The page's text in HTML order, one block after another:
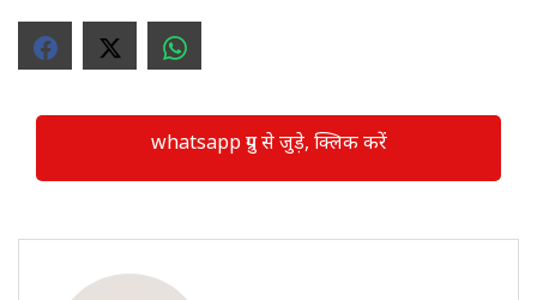
whatsapp ग्रुप से जुड़े, क्लिक करें